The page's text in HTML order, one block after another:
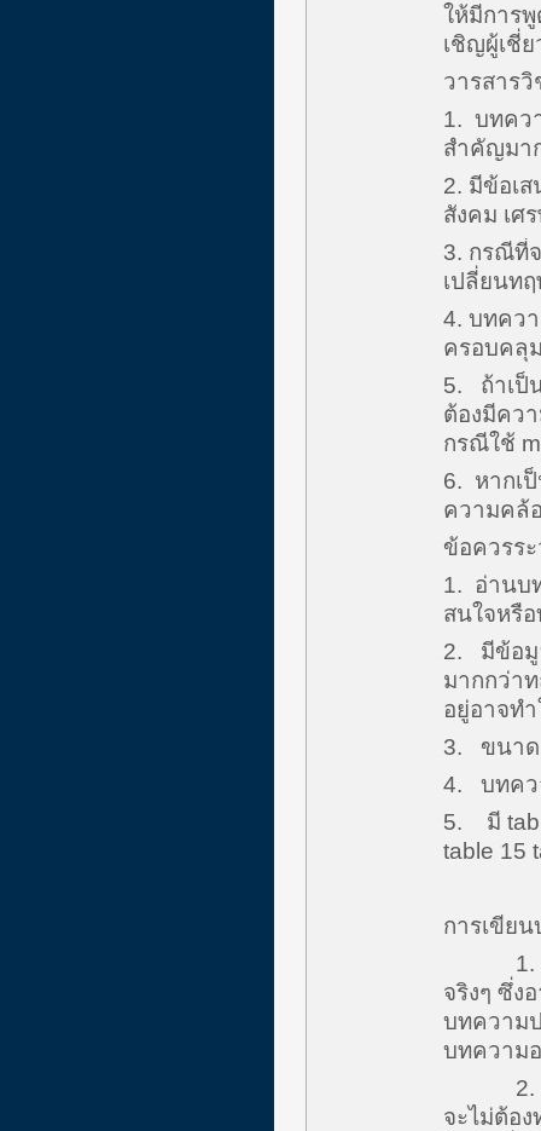
ให้มีการ
เชิญผู้เชี่
วารสาร
1. บทคว
สำคัญมา
2. มีข้อเ
สังคม เศ
3. กรณีที่
เปลี่ยนท
4. บทคว
ครอบคลุ
5. ถ้าเป็
ต้องมีคว
กรณีใช้
6. หากเ
ความคล้
ข้อควรร
1. อ่านบ
สนใจหรือ
2. มีข้อมู
มากกว่า
อยู่อาจท
3. ขนาด
4. บทคว
5. มี
table 15
การเขีย
1.
จริงๆ ซึ่ง
บทความ
บทความ
2.
จะไม่ต้อง